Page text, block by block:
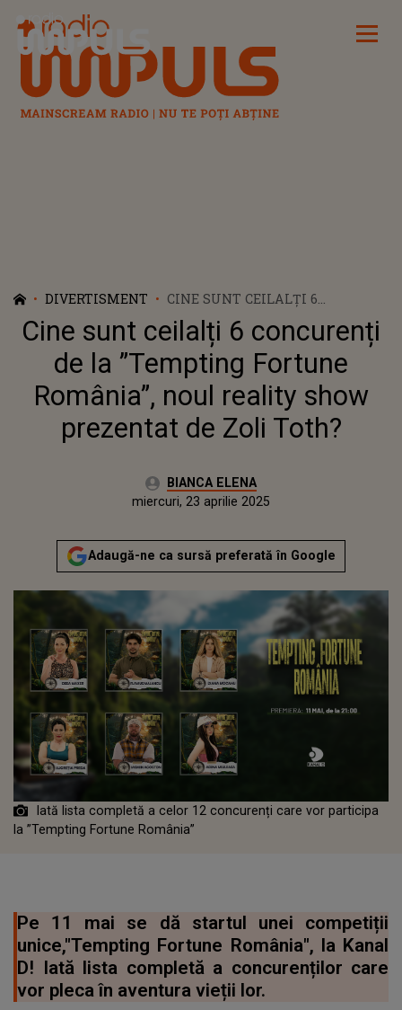
Radio Impuls
DIVERTISMENT
CINE SUNT CEILALȚI 6
CONCURENȚI DE LA ”TEMPTING
FORTUNE ROMÂNIA”, NOUL
REALITY SHOW PREZENTAT DE
ZOLI TOTH?
Cine sunt ceilalți 6 concurenți
de la ”Tempting Fortune
România”, noul reality show
prezentat de Zoli Toth?
Autor:BIANCA ELENA
miercuri, 23 aprilie 2025Actualizat:
miercuri, 23 aprilie 2025
Adaugă-ne ca sursă preferată în Google
Iată lista completă a celor 12 concurenți care vor participa
la ”Tempting Fortune România”
Pe 11 mai se dă startul unei competiții
unice,"Tempting Fortune România", la Kanal
D! Iată lista completă a concurenților care
vor pleca în aventura vieții lor.